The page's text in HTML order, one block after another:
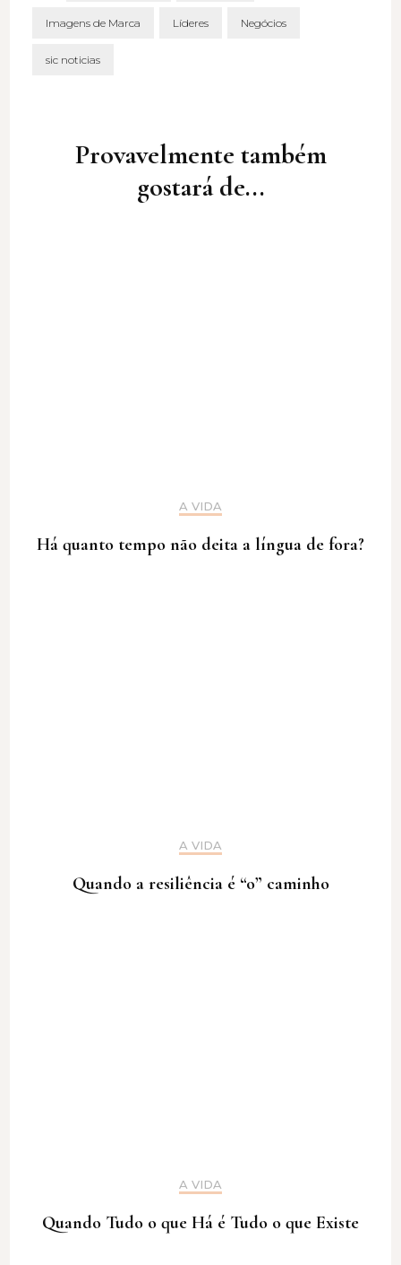
Imagens de Marca Líderes Negócios
sic noticias
Provavelmente também
gostará de...
A VIDA
Há quanto tempo não deita a língua de fora?
A VIDA
Quando a resiliência é “o” caminho
A VIDA
Quando Tudo o que Há é Tudo o que Existe